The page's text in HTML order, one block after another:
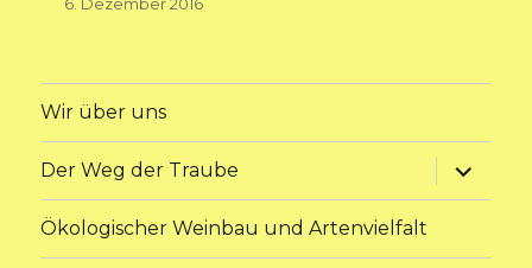
Wir über uns
Der Weg der Traube
Ökologischer Weinbau und Artenvielfalt